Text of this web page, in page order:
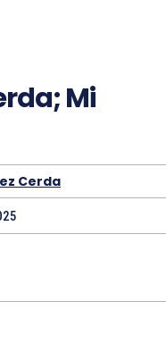
Mi
Cerda